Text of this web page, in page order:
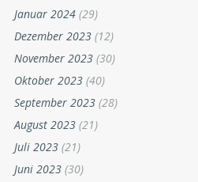
Januar 2024 (29)
Dezember 2023 (12)
November 2023 (30)
Oktober 2023 (40)
September 2023 (28)
August 2023 (21)
Juli 2023 (21)
Juni 2023 (30)